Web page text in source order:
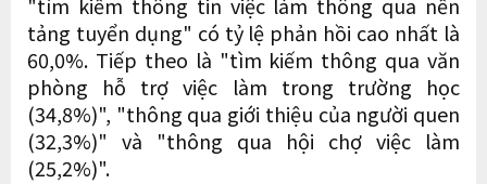
tảng tuyển dụng" có tỷ lệ phản hồi cao nhất là
60,0%. Tiếp theo là "tìm kiếm thông qua văn
phòng hỗ trợ việc làm trong trường học
(34,8%)", "thông qua giới thiệu của người quen
(32,3%)" và "thông qua hội chợ việc làm
(25,2%)".